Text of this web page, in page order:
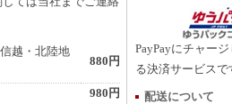
越・北陸地
880円
980円
PayPayにチャー
る決済サービスで
配送について